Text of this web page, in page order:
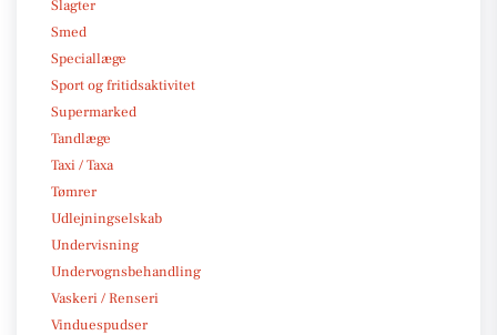
Slagter
Smed
Speciallæge
Sport og fritidsaktivitet
Supermarked
Tandlæge
Taxi / Taxa
Tømrer
Udlejningselskab
Undervisning
Undervognsbehandling
Vaskeri / Renseri
Vinduespudser